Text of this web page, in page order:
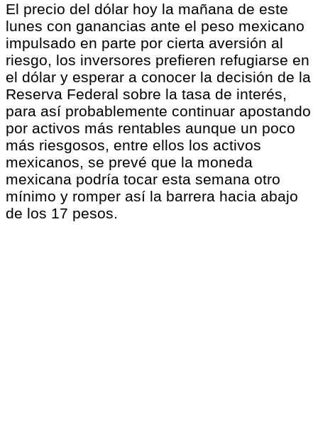
El precio del dólar hoy la mañana de este
lunes con ganancias ante el peso mexicano
impulsado en parte por cierta aversión al
riesgo, los inversores prefieren refugiarse en
el dólar y esperar a conocer la decisión de la
Reserva Federal sobre la tasa de interés,
para así probablemente continuar apostando
por activos más rentables aunque un poco
más riesgosos, entre ellos los activos
mexicanos, se prevé que la moneda
mexicana podría tocar esta semana otro
mínimo y romper así la barrera hacia abajo
de los 17 pesos.